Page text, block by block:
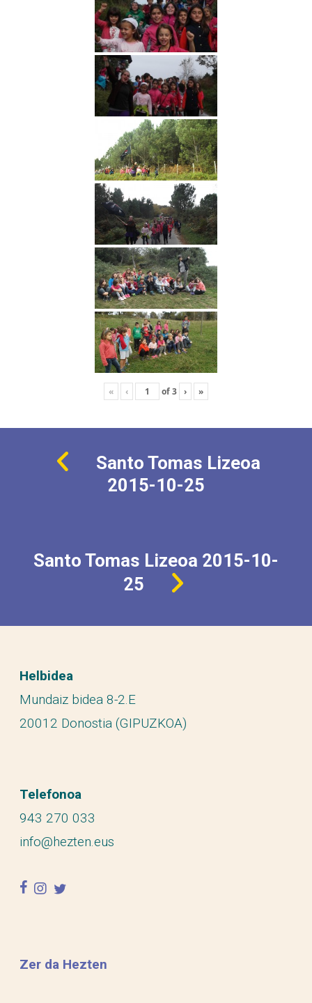
« ‹ of3 › »
Santo Tomas Lizeoa
2015-10-25
Santo Tomas Lizeoa 2015-10-
25
Helbidea
Mundaiz bidea 8-2.E
20012 Donostia (GIPUZKOA)
Telefonoa
943 270 033
info@hezten.eus
facebook
instagram
twitter
Zer da Hezten